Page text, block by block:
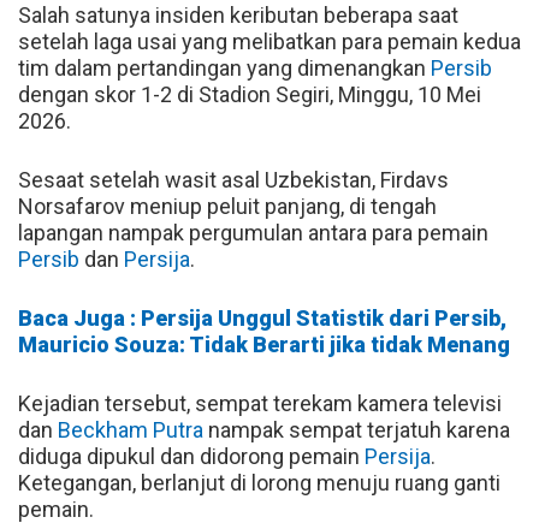
Salah satunya insiden keributan beberapa saat
setelah laga usai yang melibatkan para pemain kedua
tim dalam pertandingan yang dimenangkan Persib
dengan skor 1-2 di Stadion Segiri, Minggu, 10 Mei
2026.
Sesaat setelah wasit asal Uzbekistan, Firdavs
Norsafarov meniup peluit panjang, di tengah
lapangan nampak pergumulan antara para pemain
Persib dan Persija.
Baca Juga : Persija Unggul Statistik dari Persib,
Mauricio Souza: Tidak Berarti jika tidak Menang
Kejadian tersebut, sempat terekam kamera televisi
dan Beckham Putra nampak sempat terjatuh karena
diduga dipukul dan didorong pemain Persija.
Ketegangan, berlanjut di lorong menuju ruang ganti
pemain.